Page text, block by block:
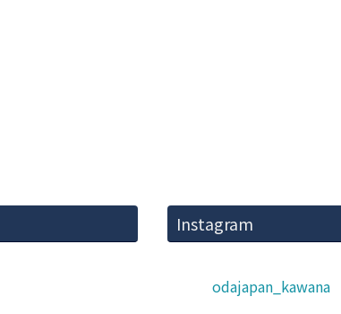
Instagram
odajapan_kawana